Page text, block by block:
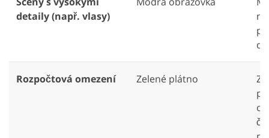
detaily (např. vlasy)
Rozpočtová omezení Zelené plátno